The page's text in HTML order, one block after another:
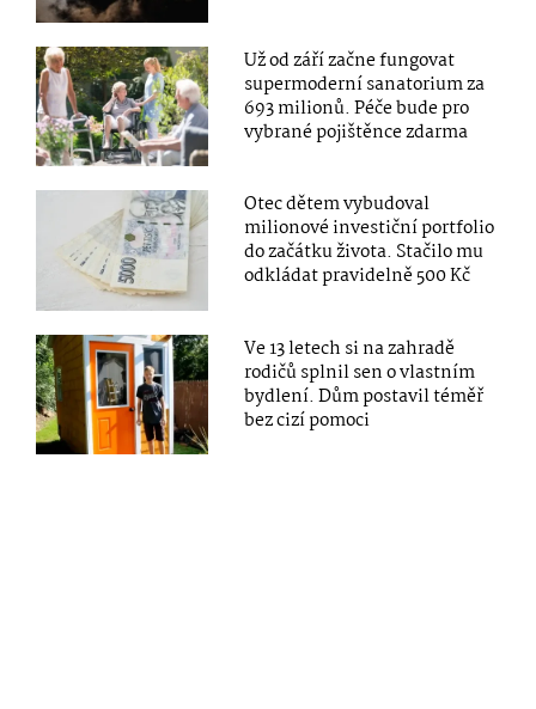
Už od září začne fungovat
supermoderní sanatorium za
693 milionů. Péče bude pro
vybrané pojištěnce zdarma
Otec dětem vybudoval
milionové investiční portfolio
do začátku života. Stačilo mu
odkládat pravidelně 500 Kč
Ve 13 letech si na zahradě
rodičů splnil sen o vlastním
bydlení. Dům postavil téměř
bez cizí pomoci